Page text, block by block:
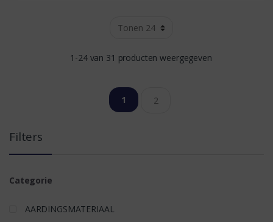
1-24 van 31 producten weergegeven
1 2
Filters
Categorie
AARDINGSMATERIAAL